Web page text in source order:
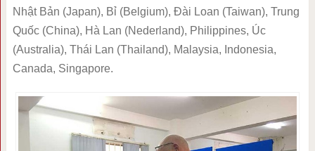
Nhật Bản (Japan), Bỉ (Belgium), Đài Loan (Taiwan), Trung
Quốc (China), Hà Lan (Nederland), Philippines, Úc
(Australia), Thái Lan (Thailand), Malaysia, Indonesia,
Canada, Singapore.